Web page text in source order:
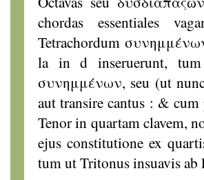
chordas essentiales
Tetrachordum
la in d inseruerunt,
συνημμένων, seu (ut
aut transire cantus : &
Tenor in quartam clavem,
ejus constitutione ex
tum ut Tritonus insuavis ab